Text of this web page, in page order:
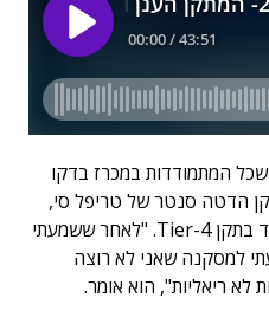
המתמודדות במכרז בדקו
הדטה סנטר של טריפל סי,
שהוא אחד מהגדולים בארץ ועומד בתקן Tier-4. "לאחר ששמעתי
למסקנה שאני לא רוצה
לא ריאליות", הוא אומר.